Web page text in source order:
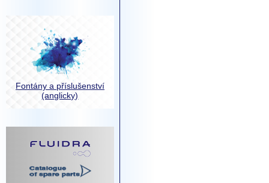
Fontány a příslušenství
(anglicky)